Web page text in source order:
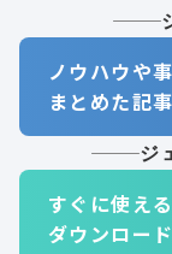
ノウハウや
まとめた記
ジ
すぐに使え
ダウンロー